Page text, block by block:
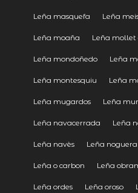
Leña masquefa Leña
Leña moaña Leña mollet
Leña mondoñedo Leña
Leña montesquiu Leña
Leña mugardos Leña
Leña navacerrada Leña
Leña navès Leña noguera
Leña o carbon Leña
Leña ordes Leña oroso